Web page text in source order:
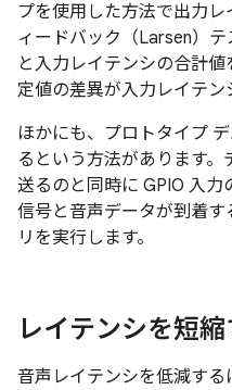
プを使用した方法で出力
ィードバック（Larsen）
と入力レイテンシの合計
定値の差異が入力レイテン
ほかにも、プロトタイプ
るという方法があります
送るのと同時に GPIO 入力
信号と音声データが到着
リを実行します。
レイテンシを短縮
音声レイテンシを低減する